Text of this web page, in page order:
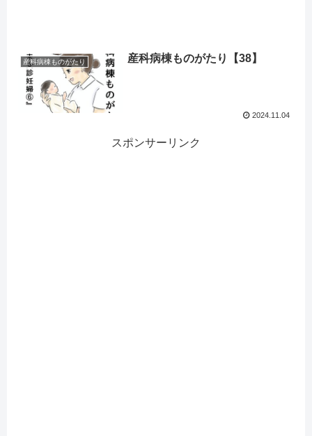
産科病棟ものがたり 産科病棟ものがたり【38】
2024.11.04
スポンサーリンク